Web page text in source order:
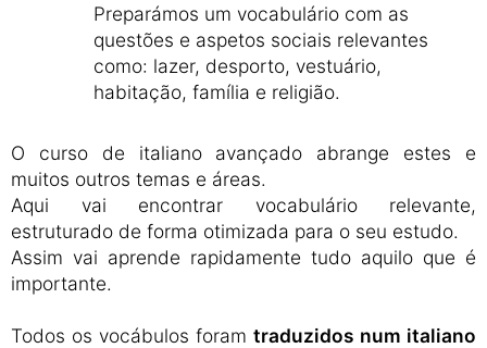
Preparámos um vocabulário com as
questões e aspetos sociais relevantes
como: lazer, desporto, vestuário,
habitação, família e religião.
O curso de italiano avançado abrange estes e
muitos outros temas e áreas.
Aqui vai encontrar vocabulário relevante,
estruturado de forma otimizada para o seu estudo.
Assim vai aprende rapidamente tudo aquilo que é
importante.
Todos os vocábulos foram traduzidos num italiano